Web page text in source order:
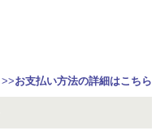
>>お支払い方法の詳細はこちら